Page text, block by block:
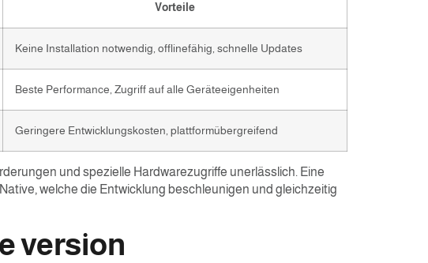
Vorteile
Keine Installation notwendig, offlinefähig, schnelle Updates
Beste Performance, Zugriff auf alle Geräteeigenheiten
Geringere Entwicklungskosten, plattformübergreifend
und spezielle Hardwarezugriffe unerlässlich. Eine
welche die Entwicklung beschleunigen und gleichzeitig
version